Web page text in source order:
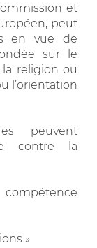
et
peut
en vue de
sur le
la religion ou
l’orientation
peuvent
contre la
»